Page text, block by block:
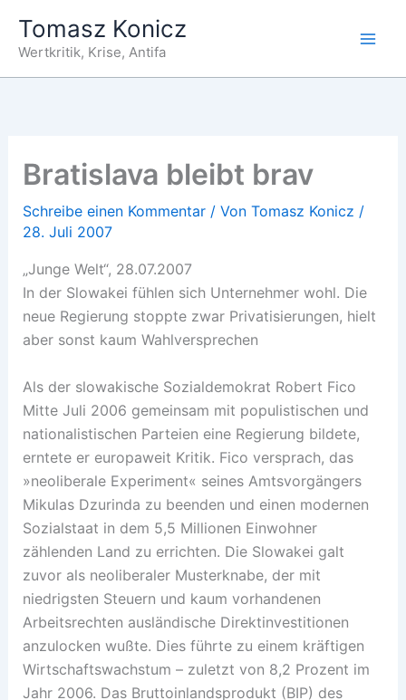
Inhalt
springen
Tomasz Konicz
Wertkritik, Krise, Antifa
Bratislava bleibt brav
Schreibe einen Kommentar / Von Tomasz Konicz /
28. Juli 2007
„Junge Welt“, 28.07.2007
In der Slowakei fühlen sich Unternehmer wohl. Die
neue Regierung stoppte zwar Privatisierungen, hielt
aber sonst kaum Wahlversprechen
Als der slowakische Sozialdemokrat Robert Fico
Mitte Juli 2006 gemeinsam mit populistischen und
nationalistischen Parteien eine Regierung bildete,
erntete er europaweit Kritik. Fico versprach, das
»neoliberale Experiment« seines Amtsvorgängers
Mikulas Dzurinda zu beenden und einen modernen
Sozialstaat in dem 5,5 Millionen Einwohner
zählenden Land zu errichten. Die Slowakei galt
zuvor als neoliberaler Musterknabe, der mit
niedrigsten Steuern und kaum vorhandenen
Arbeitsrechten ausländische Direktinvestitionen
anzulocken wußte. Dies führte zu einem kräftigen
Wirtschaftswachstum – zuletzt von 8,2 Prozent im
Jahr 2006. Das Bruttoinlandsprodukt (BIP) des